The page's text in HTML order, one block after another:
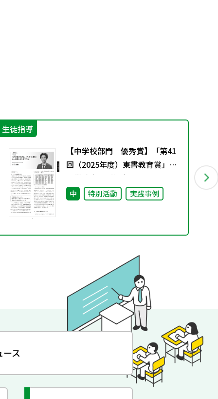
生徒指導
【中学校部門 優秀賞】「第41
回（2025年度）東書教育賞」の
入賞論文のご紹介
中 特別活動 実践事例
ース